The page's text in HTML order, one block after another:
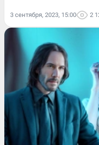
3 сентября, 2023, 15:00 2